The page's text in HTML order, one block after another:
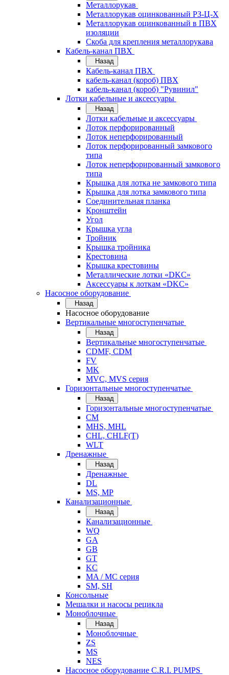
Металлорукав
Металлорукав оцинкованный РЗ-Ц-Х
Металлорукав оцинкованный в ПВХ
изоляции
Скоба для крепления металлорукава
Кабель-канал ПВХ
Назад
Кабель-канал ПВХ
кабель-канал (короб) ПВХ
кабель-канал (короб) "Рувинил"
Лотки кабельные и аксессуары
Назад
Лотки кабельные и аксессуары
Лоток перфорированный
Лоток неперфорированный
Лоток перфорированный замкового
типа
Лоток неперфорированный замкового
типа
Крышка для лотка не замкового типа
Крышка для лотка замкового типа
Соединительная планка
Кронштейн
Угол
Крышка угла
Тройник
Крышка тройника
Крестовина
Крышка крестовины
Металлические лотки «DKC»
Аксессуары к лоткам «DKC»
Насосное оборудование
Назад
Насосное оборудование
Вертикальные многоступенчатые
Назад
Вертикальные многоступенчатые
CDMF, CDM
FV
MK
MVC, MVS серия
Горизонтальные многоступенчатые
Назад
Горизонтальные многоступенчатые
CM
MHS, MHL
CHL, CHLF(T)
WLT
Дренажные
Назад
Дренажные
DL
MS, MP
Канализационные
Назад
Канализационные
WQ
GA
GB
GT
KC
MA / MC серия
SM, SH
Консольные
Мешалки и насосы рецикла
Моноблочные
Назад
Моноблочные
ZS
MS
NES
Насосное оборудование C.R.I. PUMPS